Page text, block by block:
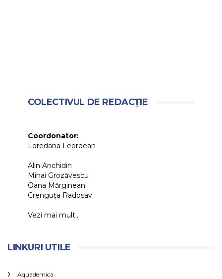
COLECTIVUL DE REDACȚIE
Coordonator:
Loredana Leordean
Alin Anchidin
Mihai Grozăvescu
Oana Mărginean
Crenguța Radosav
Vezi mai mult...
LINKURI UTILE
Aquademica